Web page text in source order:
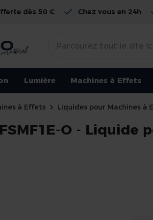
dès 50 € Chez vous en 24h
Lumière Machines à Effets
à Effets Liquides pour Machines à
O - Liquide